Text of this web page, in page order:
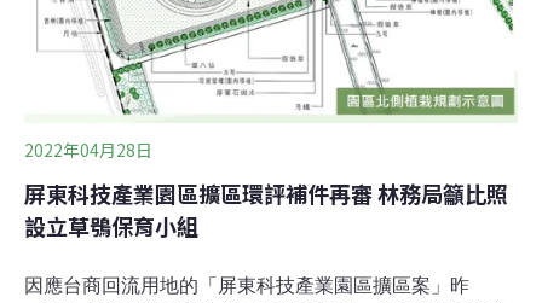
2022年04月28日
屏東科技產業園區擴區環評補件再審 林務局籲比照
設立草鴞保育小組
因應台商回流用地的「屏東科技產業園區擴區案」昨